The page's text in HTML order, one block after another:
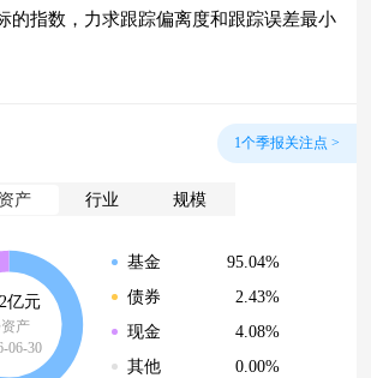
的指数，力求跟踪偏离度和跟踪误差最小
1个季报关注点 >
资产 行业 规模
亿元
产
06-30
基金
95.04%
债券
2.43%
现金
4.08%
其他
0.00%